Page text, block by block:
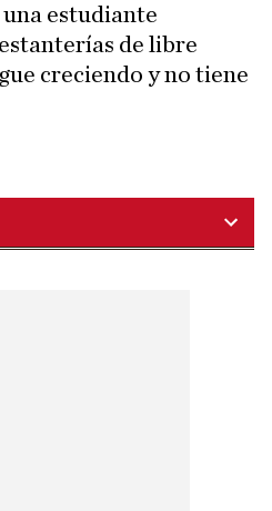
una estudiante
de libre
creciendo y no tiene